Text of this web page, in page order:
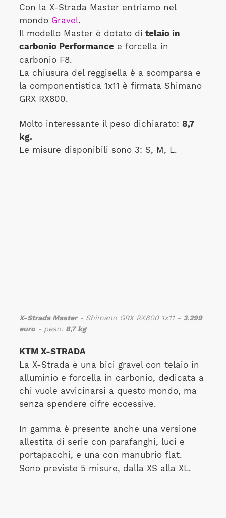
Con la X-Strada Master entriamo nel
mondo Gravel.
Il modello Master è dotato di telaio in
carbonio Performancee forcella in
carbonio F8.
La chiusura del reggisella è a scomparsa e
la componentistica 1x11 è firmata Shimano
GRX RX800.
Molto interessante il peso dichiarato: 8,7
kg.
Le misure disponibili sono 3: S, M, L.
X-Strada Master- Shimano GRX RX800 1x11 - 3.299
euro- peso: 8,7 kg
KTM X-STRADA
La X-Strada è una bici gravel con telaio in
alluminio e forcella in carbonio, dedicata a
chi vuole avvicinarsi a questo mondo, ma
senza spendere cifre eccessive.
In gamma è presente anche una versione
allestita di serie con parafanghi, luci e
portapacchi, e una con manubrio flat.
Sono previste 5 misure, dalla XS alla XL.